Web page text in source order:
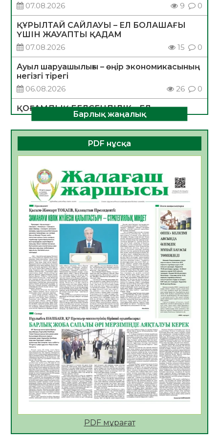
07.08.2026
9 0
ҚҰРЫЛТАЙ САЙЛАУЫ – ЕЛ БОЛАШАҒЫ
ҮШІН ЖАУАПТЫ ҚАДАМ
07.08.2026
15 0
Ауыл шаруашылығы – өңір экономикасының
негізгі тірегі
06.08.2026
26 0
ҚОҒАМДЫҚ БЕЛСЕНДІЛІК – ЕЛ
ДАМУЫНЫҢ НЕГІЗІ
06.08.2026
24 0
ҚҰРЫЛТАЙ САЙЛАУЫ – БОЛАШАҚҚА
БАСТАР ЖАУАПТЫ ТАҢДАУ
06.08.2026
Инфекциялық ауруларға қарсы иммундау
жұмыстарының тиімділігі
06.08.2026
28
Көкжөтел ауруы туралы
06.08.2026
25
АПВ вакцинасы туралы мәлімет
06.08.2026
26
Open Air: Қызылорда облысы полиция
департаменті 20 мыңнан астам
көрерменнің қауіпсіздігін қамтамасыз етті
06.08.2026
38
ҚЫЗЫЛОРДАДА «САНАЛЫ ҰРПАҚ –
ЖАРҚЫН БОЛАШАҚ» АТТЫ КЕҢЕЙТІЛГЕН
МӘЖІЛІС ӨТТІ
05.08.2026
38
Қазақстан Орталық Азиядағы көшуге ең
Барлық жаңалық
PDF нұсқа
PDF мұрағат